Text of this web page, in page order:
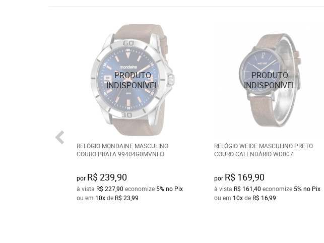
RELÓGIO MONDAINE MASCULINO
COURO PRATA 99404G0MVNH3
por R$ 239,90
à vista R$ 227,90 economize 5%no Pix
ou em 10xde R$ 23,99
RELÓGIO WEIDE MASCULINO PRETO
COURO CALENDÁRIO WD007
por R$ 169,90
à vista R$ 161,40 economize 5% no Pix
ou em 10xde R$ 16,99